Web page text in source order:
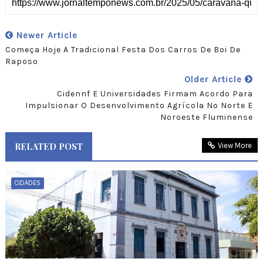
Newer Article
Começa Hoje A Tradicional Festa Dos Carros De Boi De
Raposo
Older Article
Cidennf E Universidades Firmam Acordo Para
Impulsionar O Desenvolvimento Agrícola No Norte E
Noroeste Fluminense
RELATED POST View More
CIDADES